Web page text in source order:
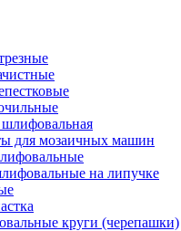
для мозаичных машин
на липучке
круги (черепашки)